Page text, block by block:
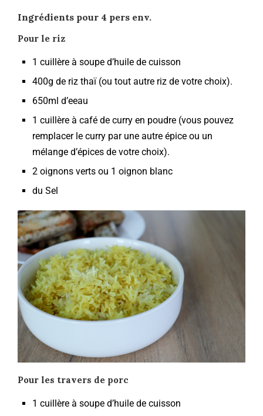
Ingrédients pour 4 pers env.
Pour le riz
1 cuillère à soupe d’huile de cuisson
400g de riz thaï (ou tout autre riz de votre choix).
650ml d’eeau
1 cuillère à café de curry en poudre (vous pouvez
remplacer le curry par une autre épice ou un
mélange d’épices de votre choix).
2 oignons verts ou 1 oignon blanc
du Sel
Pour les travers de porc
1 cuillère à soupe d’huile de cuisson